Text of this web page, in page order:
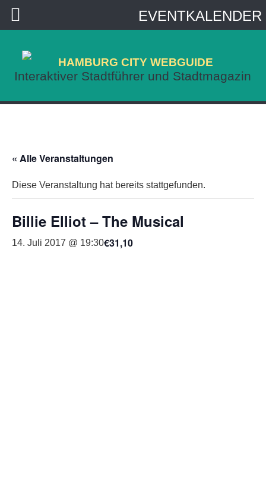
HAMBURG CITY WEBGUIDE
Interaktiver Stadtführer und Stadtmagazin
« Alle Veranstaltungen
Diese Veranstaltung hat bereits stattgefunden.
Billie Elliot – The Musical
14. Juli 2017 @ 19:30€31,10
EVENTKALENDER